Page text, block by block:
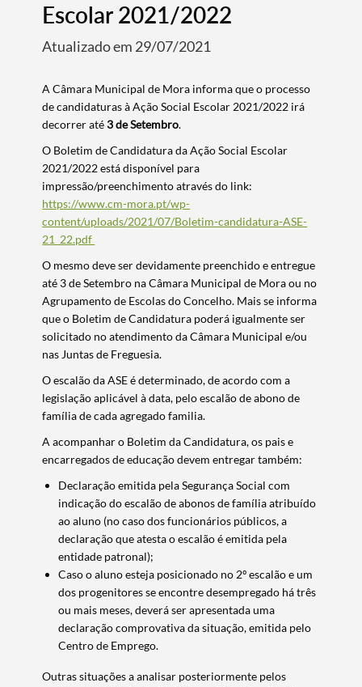
Termo de Pesquisa
Escolar 2021/2022
Atualizado em 29/07/2021
A Câmara Municipal de Mora informa que o processo
de candidaturas à Ação Social Escolar 2021/2022 irá
decorrer até3 de Setembro.
O Boletim de Candidatura da Ação Social Escolar
2021/2022 está disponível para
impressão/preenchimento através do link:
https://www.cm-mora.pt/wp-
content/uploads/2021/07/Boletim-candidatura-ASE-
21_22.pdf
O mesmo deve ser devidamente preenchido e entregue
até 3 de Setembro na Câmara Municipal de Mora ou no
Agrupamento de Escolas do Concelho. Mais se informa
que o Boletim de Candidatura poderá igualmente ser
solicitado no atendimento da Câmara Municipal e/ou
nas Juntas de Freguesia.
O escalão da ASE é determinado, de acordo com a
legislação aplicável à data, pelo escalão de abono de
família de cada agregado familia.
A acompanhar o Boletim da Candidatura, os pais e
encarregados de educação devem entregar também:
Declaração emitida pela Segurança Social com
indicação do escalão de abonos de família atribuído
ao aluno (no caso dos funcionários públicos, a
declaração que atesta o escalão é emitida pela
entidade patronal);
Caso o aluno esteja posicionado no 2º escalão e um
dos progenitores se encontre desempregado há três
ou mais meses, deverá ser apresentada uma
declaração comprovativa da situação, emitida pelo
Centro de Emprego.
Outras situações a analisar posteriormente pelos